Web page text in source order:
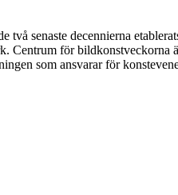
senaste decennierna
Centrum för
som ansvarar för